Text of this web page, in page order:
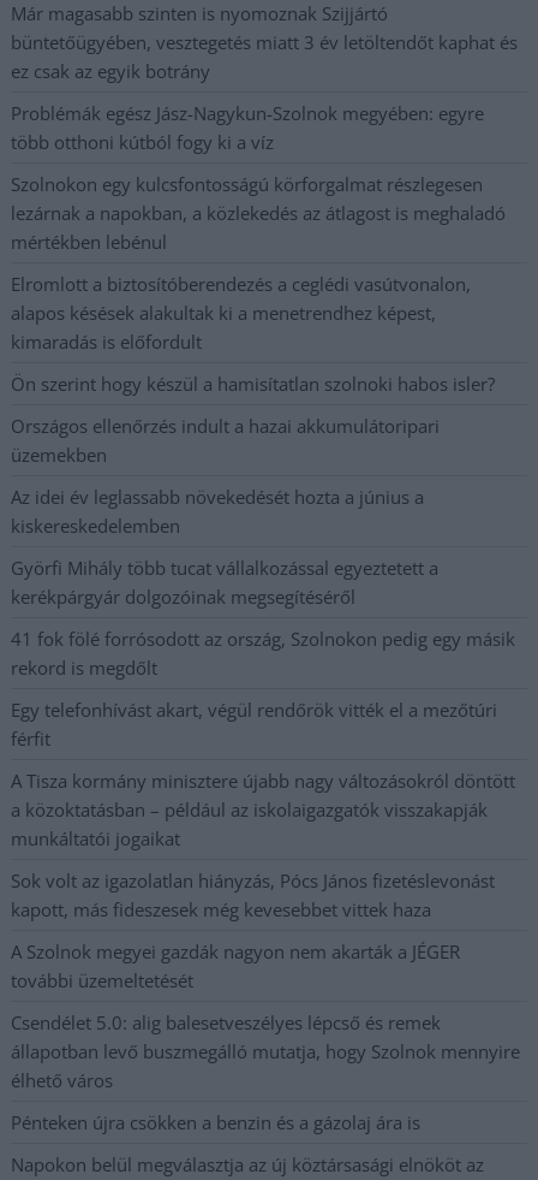
Már magasabb szinten is nyomoznak Szijjártó
büntetőügyében, vesztegetés miatt 3 év letöltendőt kaphat és
ez csak az egyik botrány
Problémák egész Jász-Nagykun-Szolnok megyében: egyre
több otthoni kútból fogy ki a víz
Szolnokon egy kulcsfontosságú körforgalmat részlegesen
lezárnak a napokban, a közlekedés az átlagost is meghaladó
mértékben lebénul
Elromlott a biztosítóberendezés a ceglédi vasútvonalon,
alapos késések alakultak ki a menetrendhez képest,
kimaradás is előfordult
Ön szerint hogy készül a hamisítatlan szolnoki habos isler?
Országos ellenőrzés indult a hazai akkumulátoripari
üzemekben
Az idei év leglassabb növekedését hozta a június a
kiskereskedelemben
Györfi Mihály több tucat vállalkozással egyeztetett a
kerékpárgyár dolgozóinak megsegítéséről
41 fok fölé forrósodott az ország, Szolnokon pedig egy másik
rekord is megdőlt
Egy telefonhívást akart, végül rendőrök vitték el a mezőtúri
férfit
A Tisza kormány minisztere újabb nagy változásokról döntött
a közoktatásban – például az iskolaigazgatók visszakapják
munkáltatói jogaikat
Sok volt az igazolatlan hiányzás, Pócs János fizetéslevonást
kapott, más fideszesek még kevesebbet vittek haza
A Szolnok megyei gazdák nagyon nem akarták a JÉGER
további üzemeltetését
Csendélet 5.0: alig balesetveszélyes lépcső és remek
állapotban levő buszmegálló mutatja, hogy Szolnok mennyire
élhető város
Pénteken újra csökken a benzin és a gázolaj ára is
Napokon belül megválasztja az új köztársasági elnököt az